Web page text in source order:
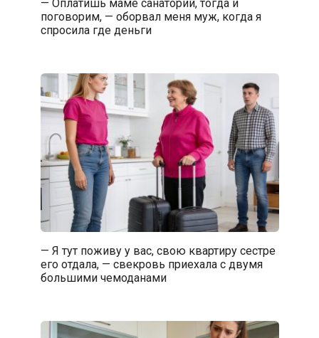
— Оплатишь маме санаторий, тогда и
поговорим, — оборвал меня муж, когда я
спросила где деньги
— Я тут поживу у вас, свою квартиру сестре
его отдала, — свекровь приехала с двумя
большими чемоданами